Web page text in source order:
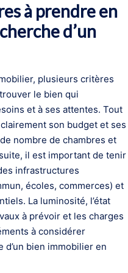
à prendre en
d’un
plusieurs critères
le bien qui
et à ses attentes. Tout
son budget et ses
nombre de chambres et
il est important de tenir
infrastructures
écoles, commerces) et
La luminosité, l’état
à prévoir et les charges
à considérer
bien immobilier en